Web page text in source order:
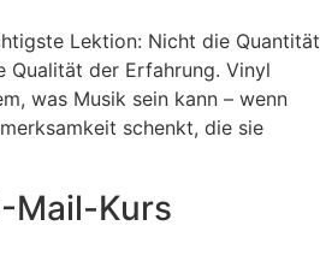
Lektion: Nicht die Quantität
Qualität der Erfahrung. Vinyl
was Musik sein kann – wenn
schenkt, die sie
Mail-Kurs